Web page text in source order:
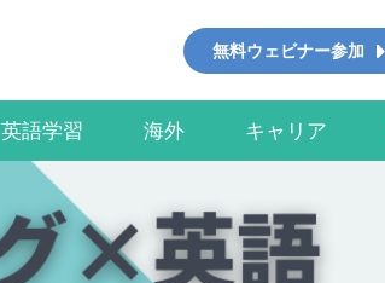
無料ウェビナー参加
英語学習 海外 キャリア